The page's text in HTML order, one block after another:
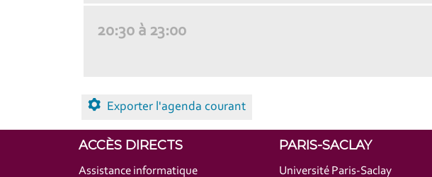
20:30 à 23:00
Exporter l'agenda courant
ACCÈS DIRECTS
Assistance informatique
PARIS-SACLAY
Université Paris-Saclay